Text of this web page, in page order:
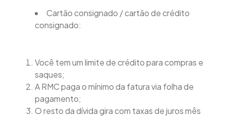
Cartão consignado / cartão de crédito
consignado:
Você tem um limite de crédito para compras e
saques;
A RMC paga o mínimo da fatura via folha de
pagamento;
O resto da dívida gira com taxas de juros mês